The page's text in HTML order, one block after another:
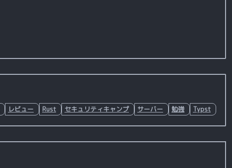
レビュー Rust セキュリティキャンプ サーバー 勉強 Typst